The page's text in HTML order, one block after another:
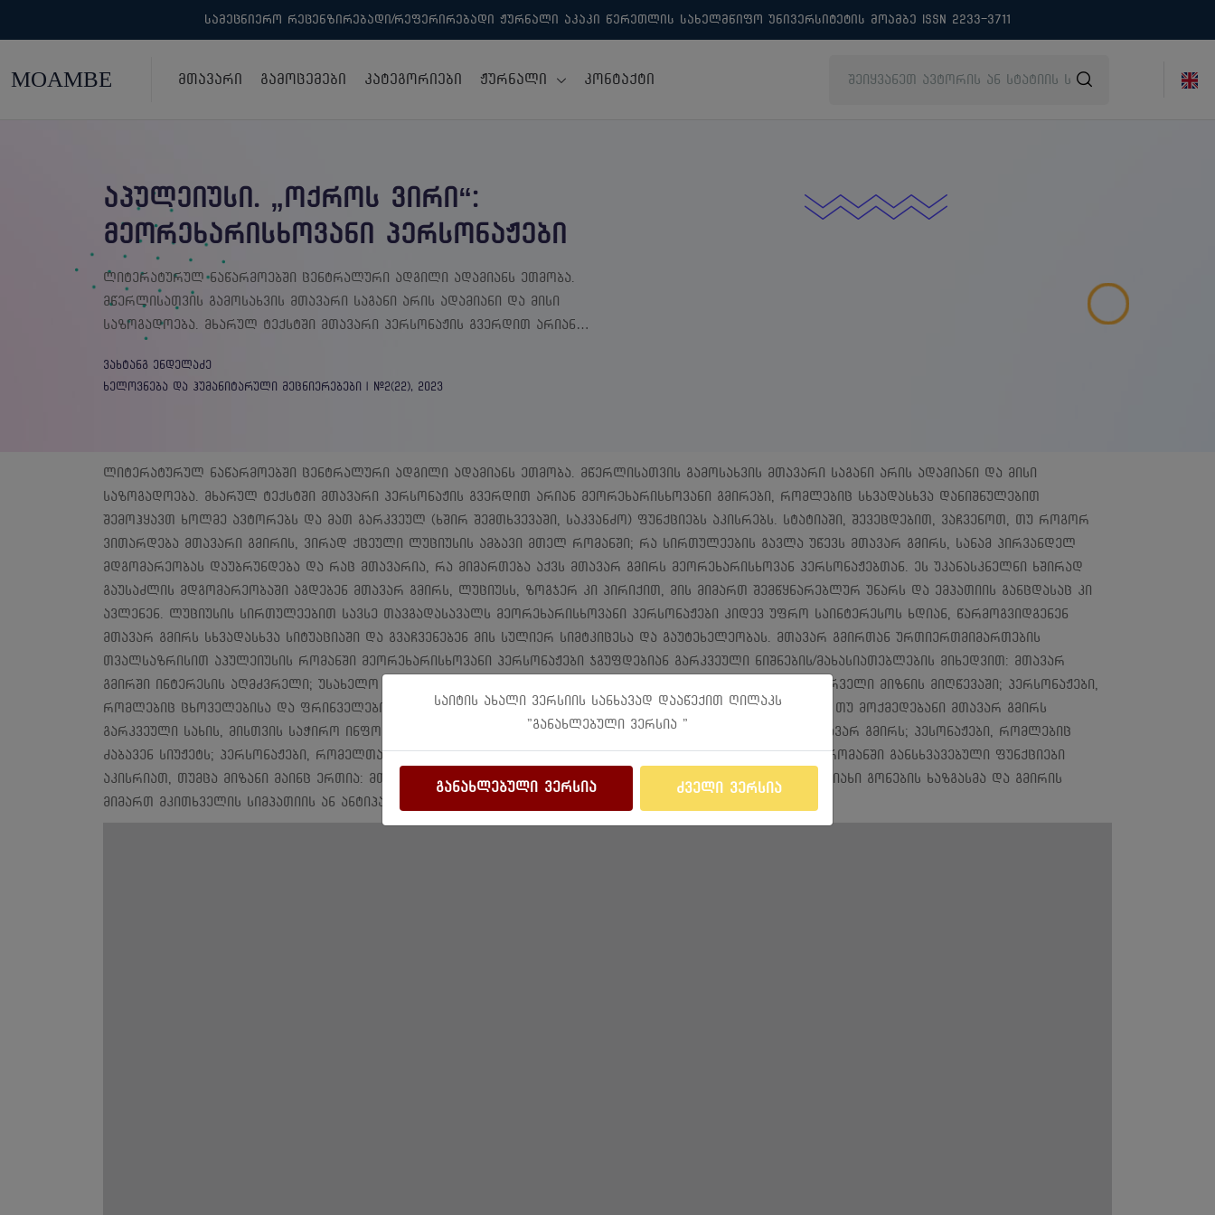
სამეცნიერო რეცენზირებადი/რეფერირებადი ჟურნალი აკაკი წერეთლის სახელმწიფო უნივერსიტეტის მოამბე ISSN 2233-3711
Მთავარი Გამოცემები Კატეგორიები Ჟურნალი Კონტაქტი
აპულეიუსი. „ოქროს ვირი“:
მეორეხარისხოვანი პერსონაჟები
ლიტერატურულ ნაწარმოებში ცენტრალური ადგილი ადამიანს ეთმობა.
მწერლისათვის გამოსახვის მთავარი საგანი არის ადამიანი და მისი
საზოგადოება. მხარულ ტექსტში მთავარი პერსონაჟის გვერდით არიან…
ვახტანგ ენდელაძე
ხელოვნება და ჰუმანიტარული მეცნიერებები | #2(22), 2023
ლიტერატურულ ნაწარმოებში ცენტრალური ადგილი ადამიანს ეთმობა. მწერლისათვის გამოსახვის მთავარი საგანი არის ადამიანი და მისი
საზოგადოება. მხარულ ტექსტში მთავარი პერსონაჟის გვერდით არიან მეორეხარისხოვანი გმირები, რომლებიც სხვადასხვა დანიშნულებით
შემოჰყავთ ხოლმე ავტორებს და მათ გარკვეულ (ხშირ შემთხვევაში, საკვანძო) ფუნქციებს აკისრებს. სტატიაში, შევეცდებით, ვაჩვენოთ, თუ როგორ
ვითარდება მთავარი გმირის, ვირად ქცეული ლუციუსის ამბავი მთელ რომანში; რა სირთულეების გავლა უწევს მთავარ გმირს, სანამ პირვანდელ
მდგომარეობას დაუბრუნდება და რაც მთავარია, რა მიმართება აქვს მთავარ გმირს მეორეხარისხოვან პერსონაჟებთან. ეს უკანასკნელნი ხშირად
გაუსაძლის მდგომარეობაში აგდებენ მთავარ გმირს, ლუციუსს, ზოგჯერ კი პირიქით, მის მიმართ შემწყნარებლურ უნარს და ემპათიის განცდასაც კი
ავლენენ. ლუციუსის სირთულეებით სავსე თავგადასავალს მეორეხარისხოვანი პერსონაჟები კიდევ უფრო საინტერესოს ხდიან, წარმოგვიდგენენ
მთავარ გმირს სხვადასხვა სიტუაციაში და გვაჩვენებენ მის სულიერ სიმტკიცესა და გაუტეხელეობას. მთავარ გმირთან ურთიერთმიმართების
თვალსაზრისით აპულეიუსის რომანში მეორეხარისხოვანი პერსონაჟები ჯგუფდებიან გარკვეული ნიშნების/მახასიათებლების მიხედვით: მთავარ
გმირში ინტერესის აღმძვრელი; უსახელო პერსონაჟები; პერსონაჟები, რომლებიც ხელს უწყობენ გმირს სასურველი მიზნის მიღწევაში; პერსონაჟები,
რომლებიც ცხოველებისა და ფრინველების სახით არიან წარმოდგენილი და რომელთა სიმბოლური ნიშნები თუ მოქმედებანი მთავარ გმირს
გარკვეული სახის, მისთვის საჭირო ინფორმაციას აწვდიან; პერსონაჟები, რომლებიც საფრთხეს უქმნიან მთავარ გმირს; პესონაჟები, რომლებიც
ძაბავენ სიუჟეტს; პერსონაჟები, რომელთაც ებრალებათ მთავარი გმირი... აღნიშნულ პერსონაჟებს, ცხადია, რომანში განსხვავებული ფუნქციები
აკისრიათ, თუმცა მიზანი მაინც ერთია: მთავარი გმირის უკეთ წარმოჩენა, მისი ხასიათის გახსნა, მისი გამჭრიახი გონების ხაზგასმა და გმირის
მიმართ მკითხველის სიმპათიის ან ანტიპათიის გამოვლენა.
საიტის ახალი ვერსიის სანხავად დააწექით ღილაკს
"განახლებული ვერსია "
განახლებული ვერსია ძველი ვერსია